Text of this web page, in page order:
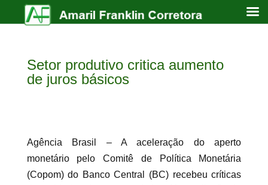
Setor produtivo critica aumento
de juros básicos
Agência Brasil – A aceleração do aperto
monetário pelo Comitê de Política Monetária
(Copom) do Banco Central (BC) recebeu críticas